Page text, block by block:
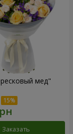
мед"
Заказать